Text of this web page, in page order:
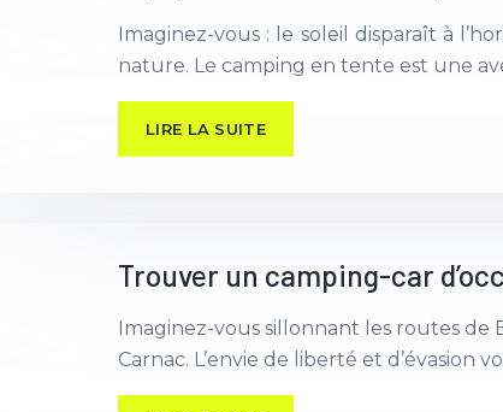
Imaginez-vous : le soleil disparaît à
nature. Le camping en tente est une
LIRE LA SUITE
Trouver un camping-car
Imaginez-vous sillonnant les routes de
Carnac. L’envie de liberté et d’évasion